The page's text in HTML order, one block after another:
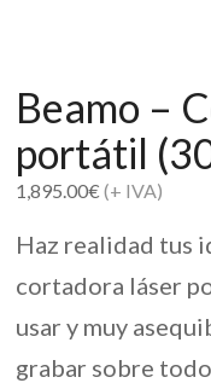
Beamo –
portátil
1,895.00€(+ IVA)
Haz realidad tus
cortadora láser
usar y muy
grabar sobre